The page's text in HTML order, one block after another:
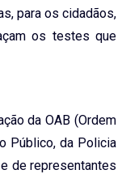
para os cidadãos,
os testes que
da OAB (Ordem
Público, da Policia
de representantes